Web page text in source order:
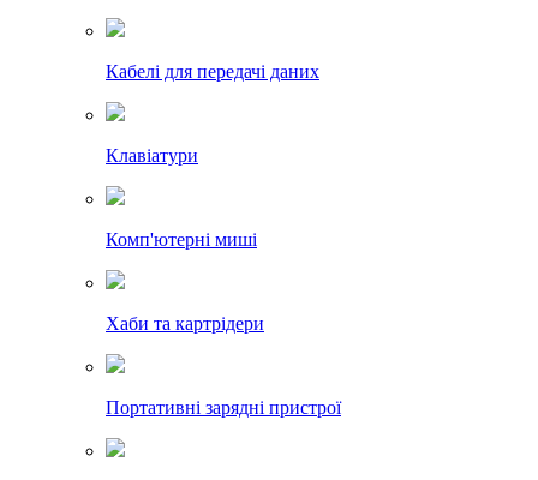
Кабелі для передачі даних
Клавіатури
Комп'ютерні миші
Хаби та картрідери
Портативні зарядні пристрої